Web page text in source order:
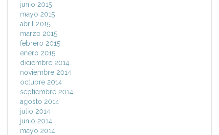
junio 2015
mayo 2015
abril 2015
marzo 2015
febrero 2015
enero 2015
diciembre 2014
noviembre 2014
octubre 2014
septiembre 2014
agosto 2014
julio 2014
junio 2014
mayo 2014